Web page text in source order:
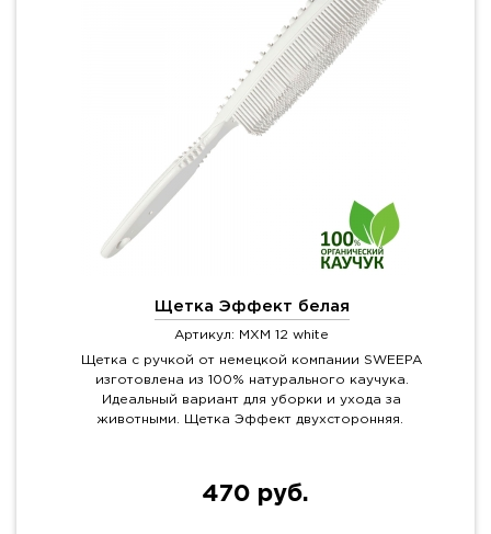
Щетка Эффект белая
Артикул: MXM 12 white
Щетка с ручкой от немецкой компании SWEEPA
изготовлена из 100% натурального каучука.
Идеальный вариант для уборки и ухода за
животными. Щетка Эффект двухсторонняя.
470 руб.